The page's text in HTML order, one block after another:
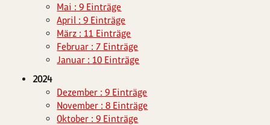
Mai : 9 Einträge
April : 9 Einträge
März : 11 Einträge
Februar : 7 Einträge
Januar : 10 Einträge
2024
Dezember : 9 Einträge
November : 8 Einträge
Oktober : 9 Einträge